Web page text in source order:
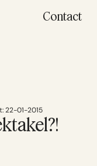
Contact
22-01-2015